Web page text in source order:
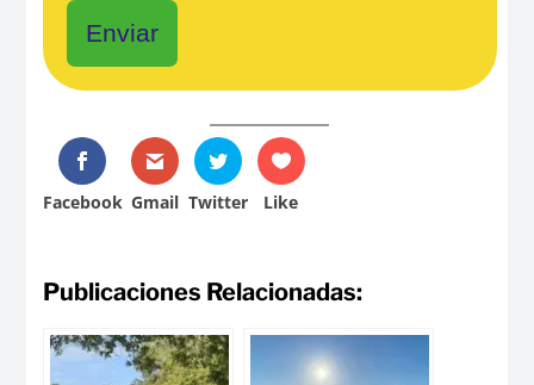
Enviar
Facebook Gmail Twitter Like
Publicaciones Relacionadas: